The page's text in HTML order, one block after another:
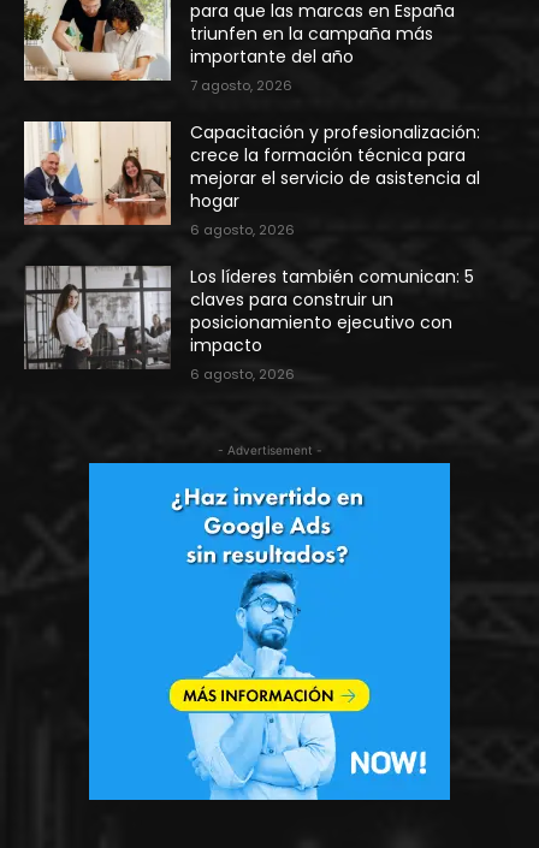
para que las marcas en España
triunfen en la campaña más
importante del año
7 agosto, 2026
Capacitación y profesionalización:
crece la formación técnica para
mejorar el servicio de asistencia al
hogar
6 agosto, 2026
Los líderes también comunican: 5
claves para construir un
posicionamiento ejecutivo con
impacto
6 agosto, 2026
- Advertisement -